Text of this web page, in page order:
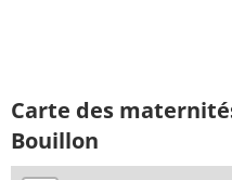
Carte des
Bouillon